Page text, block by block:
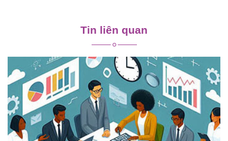
viết
Tin liên quan